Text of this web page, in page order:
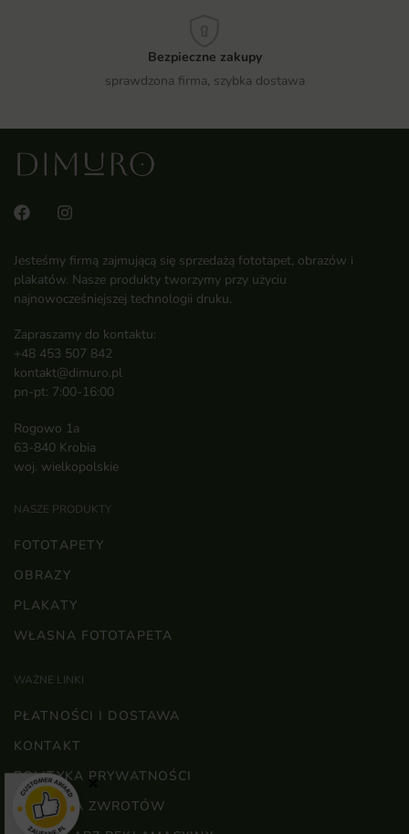
Bezpieczne zakupy
sprawdzona firma, szybka dostawa
Jesteśmy firmą zajmującą się sprzedażą fototapet, obrazów i
plakatów. Nasze produkty tworzymy przy użyciu
najnowocześniejszej technologii druku.
Zapraszamy do kontaktu:
+48 453 507 842
kontakt@dimuro.pl
pn-pt: 7:00-16:00
Rogowo 1a
63-840 Krobia
woj. wielkopolskie
NASZE PRODUKTY
FOTOTAPETY
OBRAZY
PLAKATY
WŁASNA FOTOTAPETA
WAŻNE LINKI
PŁATNOŚCI I DOSTAWA
KONTAKT
POLITYKA PRYWATNOŚCI
POLITYKA ZWROTÓW
×